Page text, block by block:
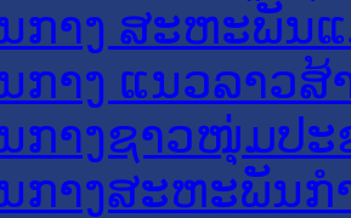
ກາງ ສະຫະພັນ
ກາງ ແນວລາວສ້
ກາງຊາວໜຸ່ມປະ
ກາງສະຫະພັນກ